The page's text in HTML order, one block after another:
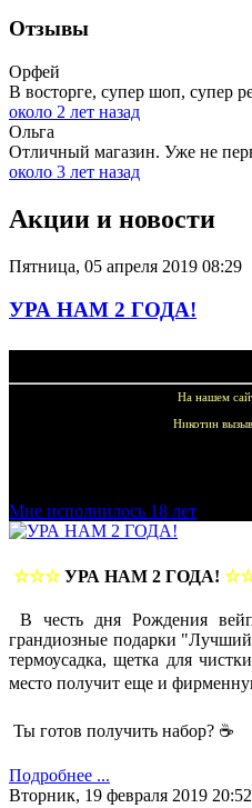
Отзывы
Орфей
В восторге, супер шоп, супер
около 2 лет назад
Ольга
Отличный магазин. Уже не
около 3 лет назад
Акции и новости
Пятница, 05 апреля 2019 08:29
УРА НАМ 2 ГОДА!
На нашем
Никотин
Мне исполнилось 18 лет
☆☆☆УРА НАМ 2 ГОДА!
В честь дня Рождения
грандиозные подарки
термоусадка, щетка для
место получит еще и
Ты готов получить набор? ☕
Подробнее ...
Вторник, 19 февраля 2019 20:52